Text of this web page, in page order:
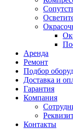
Аренда
Ремонт
Подбор
Доставка и
Гарантия
Компания
Контакты